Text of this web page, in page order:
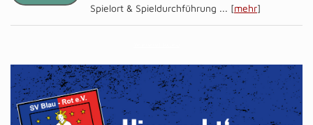
Spielort & Spieldurchführung ... [mehr]